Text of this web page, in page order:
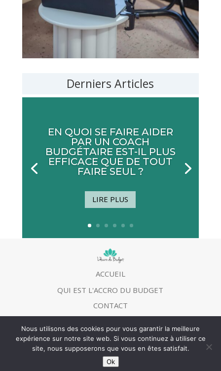
Derniers Articles
EN QUOI SE FAIRE AIDER
PAR UN COACH
BUDGÉTAIRE EST-IL PLUS
EFFICACE QUE DE TOUT
FAIRE SEUL ?
LIRE PLUS
ACCUEIL
QUI EST L'ACCRO DU BUDGET
CONTACT
2013 | Tous droits réservés
Nous utilisons des cookies pour vous garantir la meilleure
expérience sur notre site web. Si vous continuez à utiliser ce
site, nous supposerons que vous en êtes satisfait.
Ok